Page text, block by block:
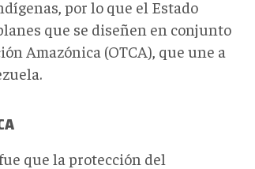
por lo que el Estado
que se diseñen en conjunto
Amazónica (OTCA), que une a
que la protección del